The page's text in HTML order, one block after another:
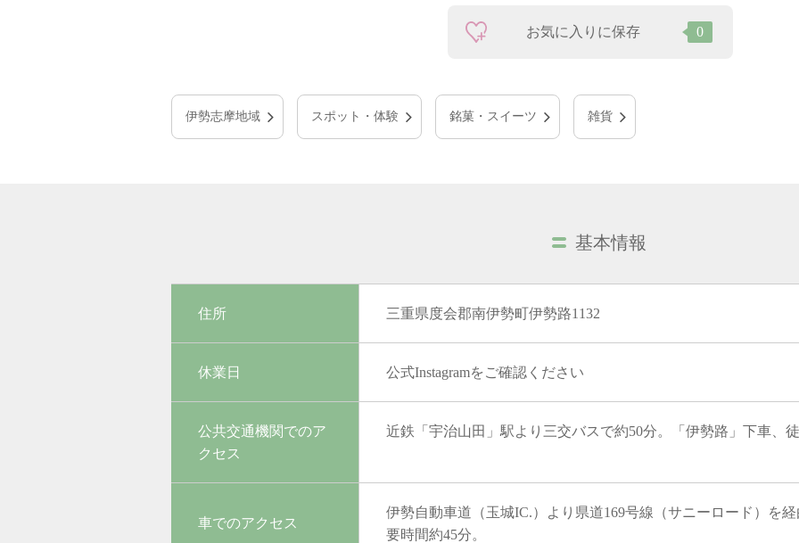
お気に入りに保存 0
伊勢志摩地域 スポット・体験 銘菓・スイーツ 雑貨
基本情報
住所 三重県度会郡南伊勢町伊勢路1132
休業日 公式Instagramをご確認ください
公共交通機関でのア
クセス
近鉄「宇治山田」駅より三交バスで約50分。「伊勢路」下車、徒
車でのアクセス
伊勢自動車道（玉城IC.）より県道169号線（サニーロード）を
要時間約45分。